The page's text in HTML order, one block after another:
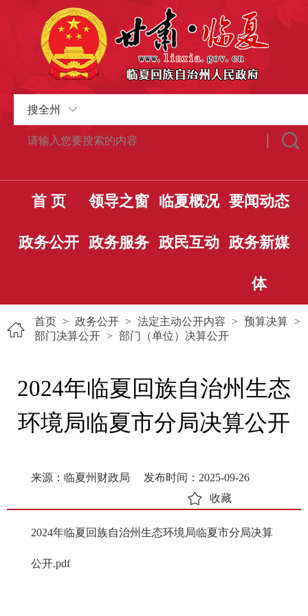
搜全州
首 页 领导之窗 临夏概况 要闻动态
政务公开 政务服务 政民互动 政务新媒
体
首页 > 政务公开 > 法定主动公开内容 > 预算决算 >
部门决算公开 > 部门（单位）决算公开
2024年临夏回族自治州生态
环境局临夏市分局决算公开
来源：临夏州财政局
发布时间：2025-09-26
收藏
2024年临夏回族自治州生态环境局临夏市分局决算
公开.pdf